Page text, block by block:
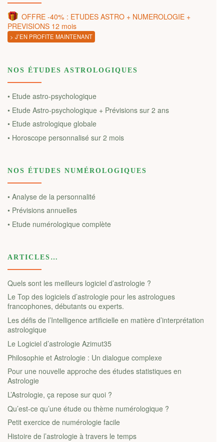
OFFRE -40% : ETUDES ASTRO + NUMEROLOGIE +
PREVISIONS 12 mois
> J’EN PROFITE MAINTENANT
NOS ÉTUDES ASTROLOGIQUES
• Etude astro-psychologique
• Etude Astro-psychologique + Prévisions sur 2 ans
• Etude astrologique globale
• Horoscope personnalisé sur 2 mois
NOS ÉTUDES NUMÉROLOGIQUES
• Analyse de la personnalité
• Prévisions annuelles
• Etude numérologique complète
ARTICLES…
Quels sont les meilleurs logiciel d’astrologie ?
Le Top des logiciels d’astrologie pour les astrologues
francophones, débutants ou experts.
Les défis de l’Intelligence artificielle en matière d’interprétation
astrologique
Le Logiciel d’astrologie Azimut35
Philosophie et Astrologie : Un dialogue complexe
Pour une nouvelle approche des études statistiques en
Astrologie
L’Astrologie, ça repose sur quoi ?
Qu’est-ce qu’une étude ou thème numérologique ?
Petit exercice de numérologie facile
Histoire de l’astrologie à travers le temps